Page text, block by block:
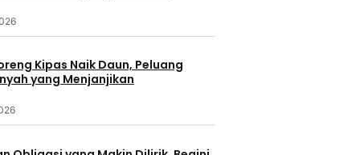
Kipas Naik Daun, Peluang
yang Menjanjikan